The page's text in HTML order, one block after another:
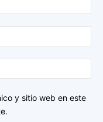
y sitio web en este